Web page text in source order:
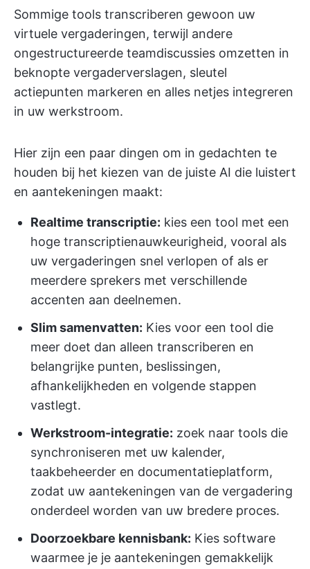
Sommige tools transcriberen gewoon uw
virtuele vergaderingen, terwijl andere
ongestructureerde teamdiscussies omzetten in
beknopte vergaderverslagen, sleutel
actiepunten markeren en alles netjes integreren
in uw werkstroom.
Hier zijn een paar dingen om in gedachten te
houden bij het kiezen van de juiste AI die luistert
en aantekeningen maakt:
Realtime transcriptie: kies een tool met een
hoge transcriptienauwkeurigheid, vooral als
uw vergaderingen snel verlopen of als er
meerdere sprekers met verschillende
accenten aan deelnemen.
Slim samenvatten: Kies voor een tool die
meer doet dan alleen transcriberen en
belangrijke punten, beslissingen,
afhankelijkheden en volgende stappen
vastlegt.
Werkstroom-integratie: zoek naar tools die
synchroniseren met uw kalender,
taakbeheerder en documentatieplatform,
zodat uw aantekeningen van de vergadering
onderdeel worden van uw bredere proces.
Doorzoekbare kennisbank: Kies software
waarmee je je aantekeningen gemakkelijk